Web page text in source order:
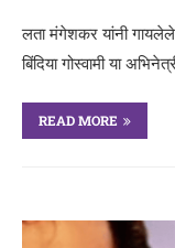
लता मंगेशकर यांनी गायलेले
बिंदिया गोस्वामी या
READ MORE